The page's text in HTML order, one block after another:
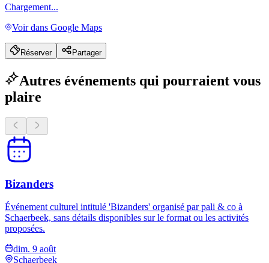
Chargement...
Voir dans Google Maps
Réserver Partager
Autres événements qui pourraient vous
plaire
Bizanders
Événement culturel intitulé 'Bizanders' organisé par pali & co à
Schaerbeek, sans détails disponibles sur le format ou les activités
proposées.
dim. 9 août
Schaerbeek